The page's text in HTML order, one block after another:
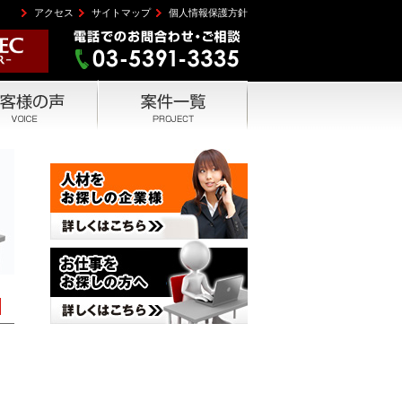
アクセス サイトマップ 個人情報保護方針